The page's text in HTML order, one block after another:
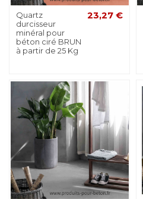
Quartz
durcisseur
minéral pour
béton ciré BRUN
à partir de 25 Kg
23,27 €